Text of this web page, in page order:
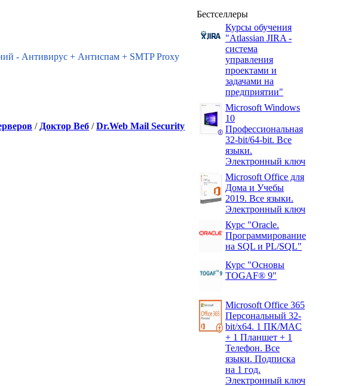
- Антивирус + Антиспам + SMTP Proxy
/ Доктор Веб /Dr.Web Mail Security
Бестселлеры
Курсы обучения
"Atlassian JIRA -
система
управления
проектами и
задачами на
предприятии"
Microsoft Windows
10
Профессиональная
32-bit/64-bit. Все
языки.
Электронный ключ
Microsoft Office для
Дома и Учебы
2019. Все языки.
Электронный ключ
Курс "Oracle.
Программирование
на SQL и PL/SQL"
Курс "Основы
TOGAF® 9"
Microsoft Office 365
Персональный 32-
bit/x64. 1 ПК/MAC
+ 1 Планшет + 1
Телефон. Все
языки. Подписка
на 1 год.
Электронный ключ